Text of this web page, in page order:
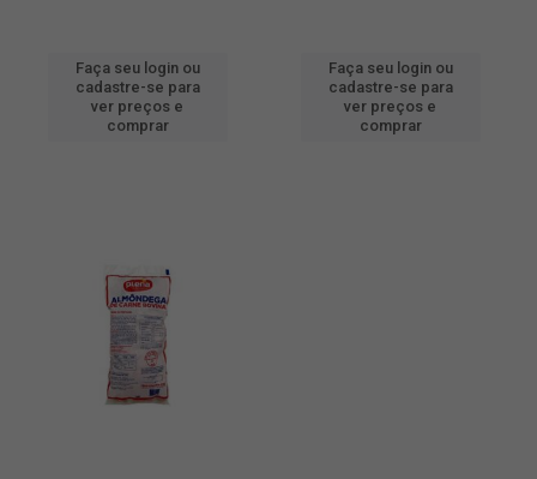
Faça seu login ou
cadastre-se para
ver preços e
comprar
Faça seu login ou
cadastre-se para
ver preços e
comprar